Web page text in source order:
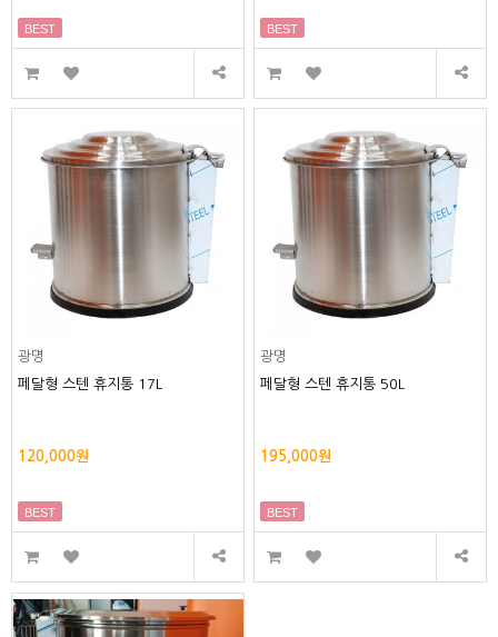
BEST BEST
광명
페달형 스텐 휴지통 17L
120,000원
BEST
광명
페달형 스텐 휴지통 50L
195,000원
BEST